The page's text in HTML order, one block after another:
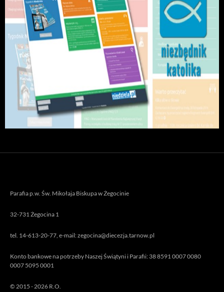
Parafia p.w. Św. Mikołaja Biskupa w Żegocinie
32-731 Żegocina 1
tel. 14-613-20-77, e-mail: zegocina@diecezja.tarnow.pl
Konto bankowe na potrzeby Naszej Świątyni i Parafii: 38 8591 0007 0080
0007 5095 0001
© 2015 - 2026 R.O.